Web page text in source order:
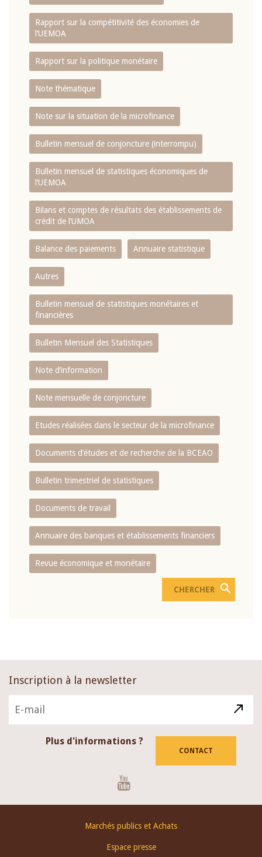
Rapport sur la compétitivité des économies de
l‘UEMOA
Rapport sur la politique monétaire
Note thématique
Note sur la situation de la microfinance
Bulletin mensuel de conjoncture (interrompu)
Bulletin mensuel de statistiques économiques de
l‘UEMOA
Bilans et comptes de résultats des établissements de
crédit de l‘UMOA
Balance des paiements Annuaire statistique
Autres
Bulletin mensuel de statistiques monétaires et
financières
Bulletin Mensuel des Statistiques
Note d’information
Note mensuelle de conjoncture
Etudes réalisées dans le secteur de la microfinance
Documents d’études et de recherche de la BCEAO
Bulletin trimestriel de statistiques
Documents de travail
Annuaire des banques et établissements financiers
Revue économique et monétaire
Inscription à la newsletter
Plus d'informations ?
CONTACT
Marchés publics et Achats
Espace presse